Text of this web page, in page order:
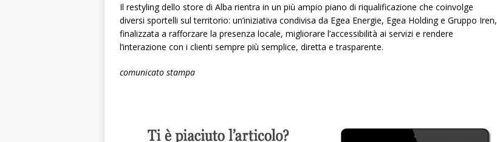
Il restyling dello store di Alba rientra in un più ampio piano di riqualificazione che coinvolge
diversi sportelli sul territorio: un’iniziativa condivisa da Egea Energie, Egea Holding e Gruppo Iren,
finalizzata a rafforzare la presenza locale, migliorare l’accessibilità ai servizi e rendere
l’interazione con i clienti sempre più semplice, diretta e trasparente.
comunicato stampa